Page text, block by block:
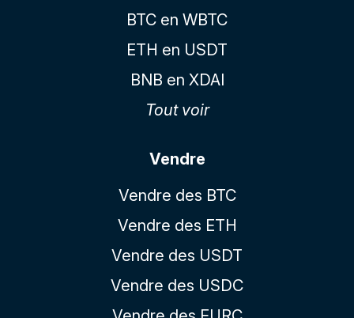
BTC en WBTC
ETH en USDT
BNB en XDAI
Tout voir
Vendre
Vendre des BTC
Vendre des ETH
Vendre des USDT
Vendre des USDC